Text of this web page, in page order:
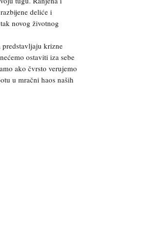
deliće i
novog životnog
predstavljaju krizne
ostaviti iza sebe
ako čvrsto verujemo
u mračni haos naših